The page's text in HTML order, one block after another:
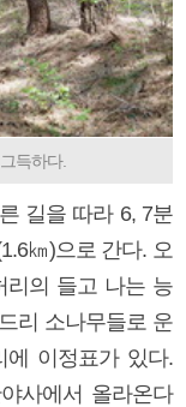
득하다.
길을 따라 6, 7분
㎞)으로 간다. 오
리의 들고 나는 능
리 소나무들로 운
에 이정표가 있다.
사에서 올라온다